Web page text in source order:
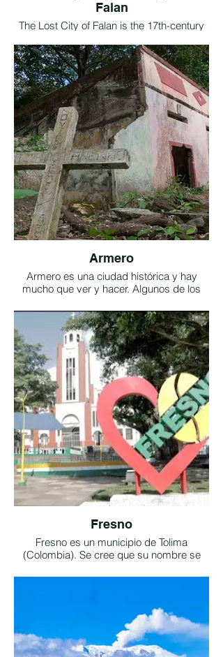
Falan
The Lost City of Falan is the 17th-century
to the Royal Mines of Santa Ana during the
colonial era. They were called "royal"
because they were gold and silver mines
owned directly by the King of Spain. After
the War of Independence, they were
granted a concession to the English by
order of General Bolívar. Tunnels, walls,
and stone cellars of this mining town, lost
in the jungle, still remain, as most of the
structures were used more than a century
ago to sell bricks in neighboring towns.
Taken from the Lost City of Falan website.
Armero
Armero es una ciudad histórica y hay
mucho que ver y hacer. Algunos de los
ciudad son el Museo Arqueológico, la
Catedral de Armero y el Parque
Arqueológico Guayabo de Turmequé.
Además, puedes visitar las ruinas de la
antigua ciudad de Armero, que fue
destruida por un volcán en 1985. Tomada
Tips de viajero.com
Fresno
Fresno es un municipio de Tolima
(Colombia). Se cree que su nombre se
de la conquista se encontraron muchos y
cuales quedan muy pocos. Clima
templado donde se celebran estas
festividades.
-Festival del retorno o encuentros de